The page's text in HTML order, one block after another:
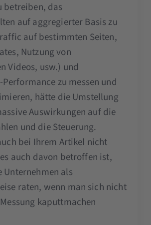
betreiben, das
auf aggregierter Basis zu
auf bestimmten Seiten,
Nutzung von
Videos, usw.) und
zu messen und
hätte die Umstellung
Auswirkungen auf die
und die Steuerung.
bei Ihrem Artikel nicht
auch davon betroffen ist,
Unternehmen als
raten, wenn man sich nicht
kaputtmachen